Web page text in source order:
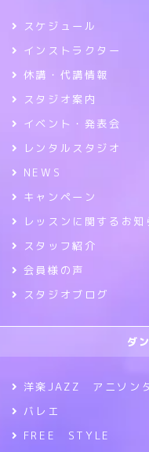
スケジュール
インストラクター
休講・代講情報
スタジオ案内
イベント・発表会
レンタルスタジオ
NEWS
キャンペーン
レッスンに関するお知
スタッフ紹介
会員様の声
スタジオブログ
ダ
洋楽JAZZ アニソン
バレエ
FREE STYLE